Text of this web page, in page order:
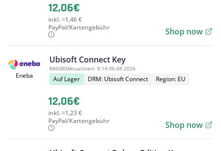
12,06€
inkl. ≈1,46 €
PayPal/Kartengebühr
Shop now
Eneba
Ubisoft Connect Key
886080Aktualisiert: 8:14 06.08.2026
Auf Lager DRM: Ubisoft Connect Region: EU
12,06€
inkl. ≈1,23 €
PayPal/Kartengebühr
Shop now